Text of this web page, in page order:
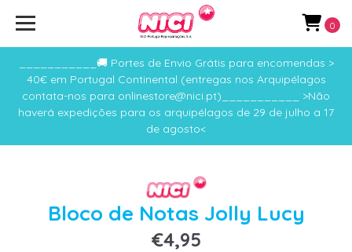
___________🚚 Portes de Envio Grátis para encomendas >
40€ em Portugal Continental (entregas nos Arquipélagos
contata-nos para onlinestore@nici.pt)___________ >Não
haverá expedições para os arquipélagos de 29 de julho a 17
de agosto<
0
Bloco de Notas Jolly Lucy
€4,95